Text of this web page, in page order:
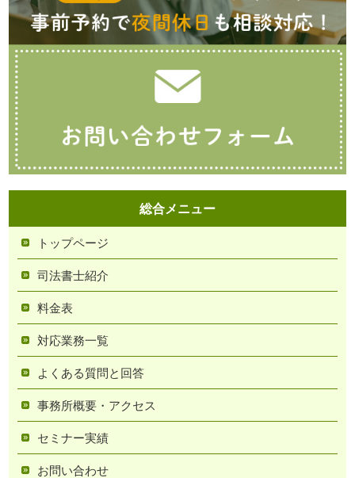
総合メニュー
トップページ
司法書士紹介
料金表
対応業務一覧
よくある質問と回答
事務所概要・アクセス
セミナー実績
お問い合わせ